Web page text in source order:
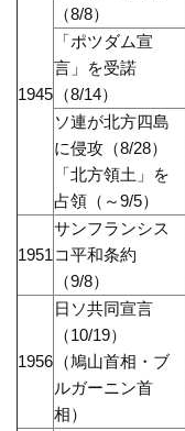
1945
（8/8）
「ポツダム宣
言」を受諾
（8/14）
ソ連が北方四島
に侵攻（8/28）
「北方領土」を
占領（～9/5）
1951
サンフランシス
コ平和条約
（9/8）
1956
日ソ共同宣言
（10/19）
（鳩山首相・ブ
ルガーニン首
相）